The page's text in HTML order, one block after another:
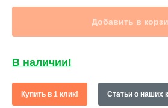
Добавить в
В наличии!
Купить в 1 клик! Статьи о наших